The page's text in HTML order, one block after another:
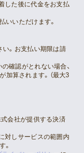
した後に代金をお支払
いいただけます。
。お支払い期限は請
確認がとれない場合、
加算されます。（最大3
会社が提供する決済
対しサービスの範囲内
。